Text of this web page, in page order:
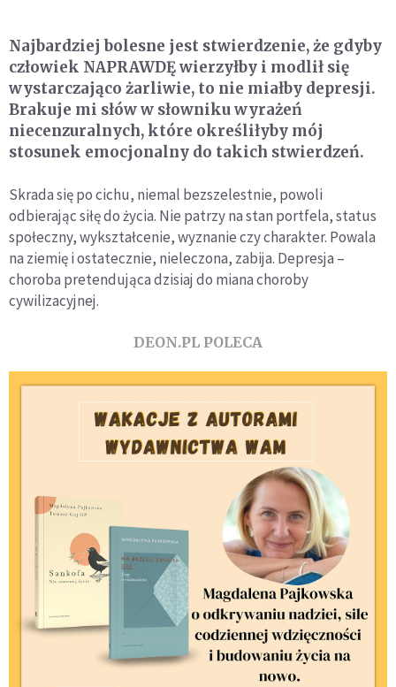
Najbardziej bolesne jest stwierdzenie, że gdyby
człowiek NAPRAWDĘ wierzyłby i modlił się
wystarczająco żarliwie, to nie miałby depresji.
Brakuje mi słów w słowniku wyrażeń
niecenzuralnych, które określiłyby mój
stosunek emocjonalny do takich stwierdzeń.
Skrada się po cichu, niemal bezszelestnie, powoli
odbierając siłę do życia. Nie patrzy na stan portfela, status
społeczny, wykształcenie, wyznanie czy charakter. Powala
na ziemię i ostatecznie, nieleczona, zabija. Depresja –
choroba pretendująca dzisiaj do miana choroby
cywilizacyjnej.
DEON.PL POLECA